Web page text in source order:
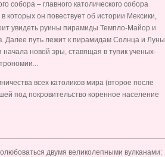
собора – главного католического собора
которых он повествует об истории Мексики,
увидеть руины пирамиды Темпло-Майор и
Далее путь лежит к пирамидам Солнца и Луны
новой эры, ставящая в тупик ученых-
всех католиков мира (второе после
под покровительство коренное население
двумя великолепными вулканами: